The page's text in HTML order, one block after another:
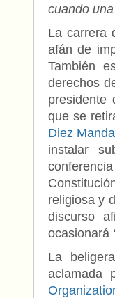
cuando
La carrera
afán de
También
derechos
presidente
que se
Diez
instalar
religiosa y
discurso
ocasionará
La
aclamada